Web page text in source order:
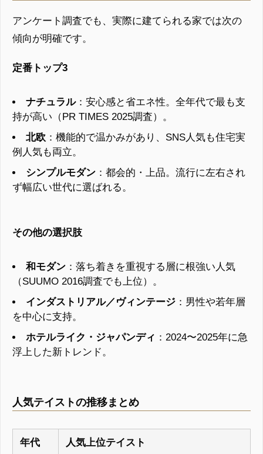
アンケート調査でも、実際に建てられる家では次の
傾向が明確です。
定番トップ3
ナチュラル：安心感と省エネ性。全年代で最も支
持が高い（PR TIMES 2025調査）。
北欧 ：機能的で温かみがあり、SNS人気も住宅実
例人気も両立。
シンプルモダン ：都会的・上品。流行に左右され
ず幅広い世代に選ばれる。
その他の選択肢
和モダン ：落ち着きを重視する層に根強い人気
（SUUMO 2016調査でも上位）。
インダストリアル／ヴィンテージ ：男性や若年層
を中心に支持。
ホテルライク・ジャパンディ ：2024〜2025年に急
浮上した新トレンド。
人気テイストの推移まとめ
年代 人気上位テイスト